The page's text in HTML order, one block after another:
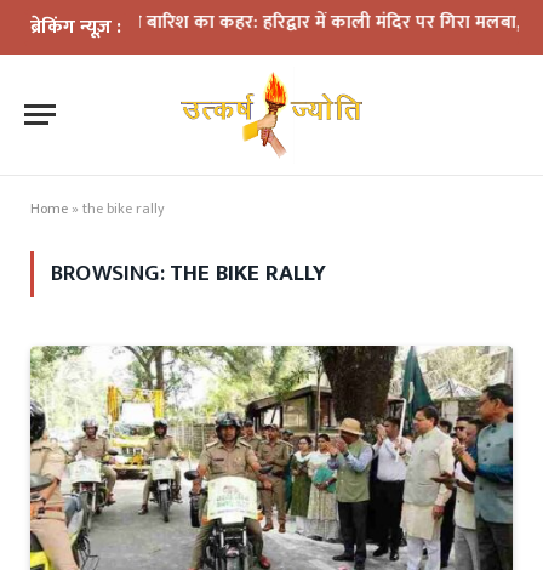
ब्रेकिंग न्यूज़ :
भारी बारिश का कहर: हरिद्वार में काली मंदिर पर गिरा मलबा,
Home » the bike rally
BROWSING:THE BIKE RALLY